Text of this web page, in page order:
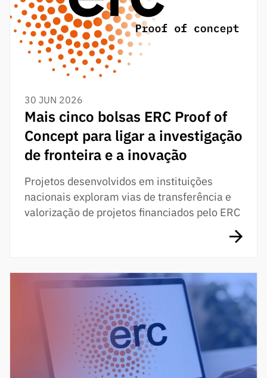
30 JUN 2026
Mais cinco bolsas ERC Proof of
Concept para ligar a investigação
de fronteira e a inovação
Projetos desenvolvidos em instituições
nacionais exploram vias de transferência e
valorização de projetos financiados pelo ERC